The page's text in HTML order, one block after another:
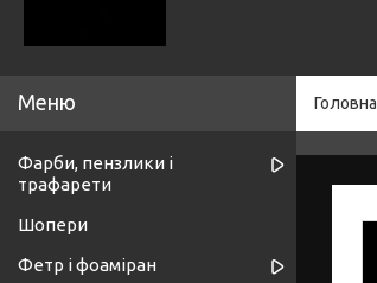
Головна
Фарби, пензлики і
трафарети
Шопери
Фетр і фоаміран